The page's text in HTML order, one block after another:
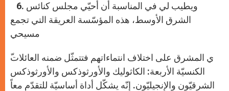
6. ويطيب لي في المناسبة أن أحيّي مجلس كنائس
الشرق الأوسط، هذه المؤسّسة العريقة التي تجمع
مسيحي
الكنسيّة الأربعة: الكاثوليك والأورثوذكس والأورثوذكس
الشرقيّون والإنجيليّون. إنّه يشكّل أداة أساسيّة للتقدّم معاً